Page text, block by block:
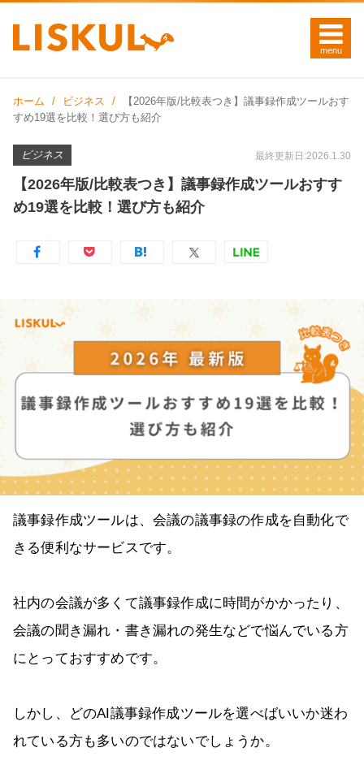
ホーム ビジネス
【2026年版/比較表つき】議事録作成ツールおす
すめ19選を比較！選び方も紹介
ビジネス 最終更新日:2026.1.30
【2026年版/比較表つき】議事録作成ツールおすす
め19選を比較！選び方も紹介
議事録作成ツールは、会議の議事録の作成を自動化で
きる便利なサービスです。
社内の会議が多くて議事録作成に時間がかかったり、
会議の聞き漏れ・書き漏れの発生などで悩んでいる方
にとっておすすめです。
しかし、どのAI議事録作成ツールを選べばいいか迷わ
れている方も多いのではないでしょうか。